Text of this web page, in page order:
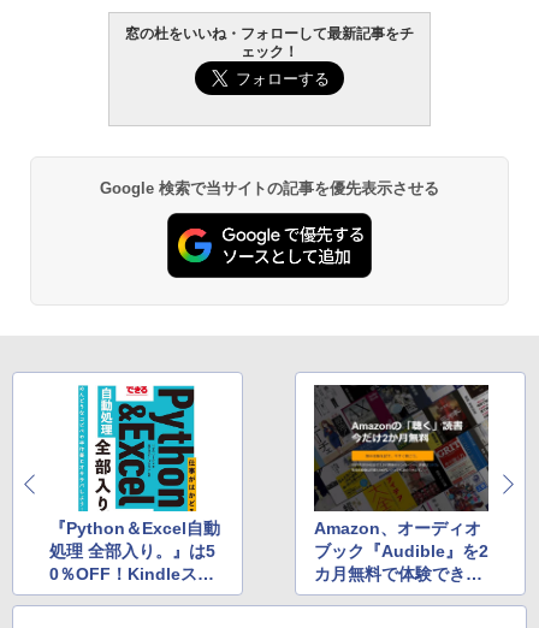
窓の杜をいいね・フォローして最新記事をチ
ェック！
Google 検索で当サイトの記事を優先表示させる
『Python＆Excel自動
処理 全部入り。』は5
0％OFF！Kindleスト
アでインプレスの書籍
Amazon、オーディオ
ブック『Audible』を2
カ月無料で体験できる
キャンペーン ～2月24